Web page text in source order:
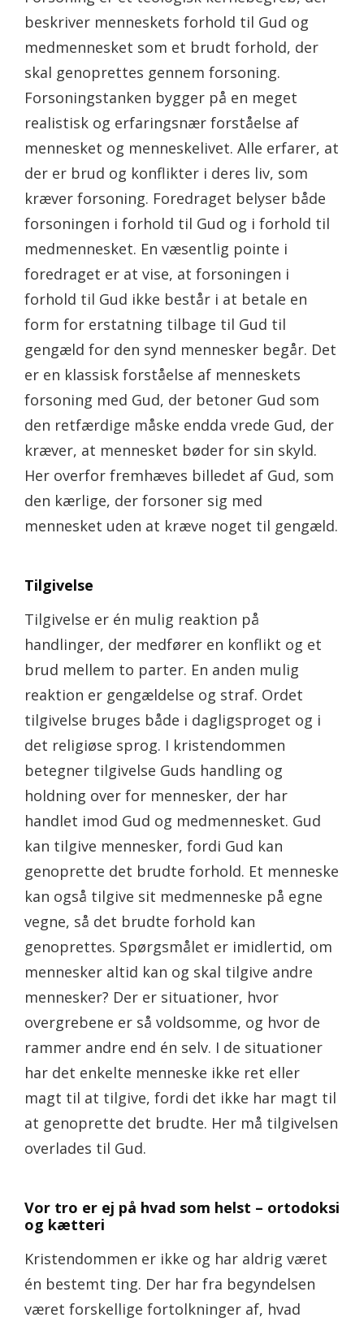
beskriver menneskets forhold til Gud og
medmennesket som et brudt forhold, der
skal genoprettes gennem forsoning.
Forsoningstanken bygger på en meget
realistisk og erfaringsnær forståelse af
mennesket og menneskelivet. Alle erfarer, at
der er brud og konflikter i deres liv, som
kræver forsoning. Foredraget belyser både
forsoningen i forhold til Gud og i forhold til
medmennesket. En væsentlig pointe i
foredraget er at vise, at forsoningen i
forhold til Gud ikke består i at betale en
form for erstatning tilbage til Gud til
gengæld for den synd mennesker begår. Det
er en klassisk forståelse af menneskets
forsoning med Gud, der betoner Gud som
den retfærdige måske endda vrede Gud, der
kræver, at mennesket bøder for sin skyld.
Her overfor fremhæves billedet af Gud, som
den kærlige, der forsoner sig med
mennesket uden at kræve noget til gengæld.
Tilgivelse
Tilgivelse er én mulig reaktion på
handlinger, der medfører en konflikt og et
brud mellem to parter. En anden mulig
reaktion er gengældelse og straf. Ordet
tilgivelse bruges både i dagligsproget og i
det religiøse sprog. I kristendommen
betegner tilgivelse Guds handling og
holdning over for mennesker, der har
handlet imod Gud og medmennesket. Gud
kan tilgive mennesker, fordi Gud kan
genoprette det brudte forhold. Et menneske
kan også tilgive sit medmenneske på egne
vegne, så det brudte forhold kan
genoprettes. Spørgsmålet er imidlertid, om
mennesker altid kan og skal tilgive andre
mennesker? Der er situationer, hvor
overgrebene er så voldsomme, og hvor de
rammer andre end én selv. I de situationer
har det enkelte menneske ikke ret eller
magt til at tilgive, fordi det ikke har magt til
at genoprette det brudte. Her må tilgivelsen
overlades til Gud.
Vor tro er ej på hvad som helst – ortodoksi
og kætteri
Kristendommen er ikke og har aldrig været
én bestemt ting. Der har fra begyndelsen
været forskellige fortolkninger af, hvad